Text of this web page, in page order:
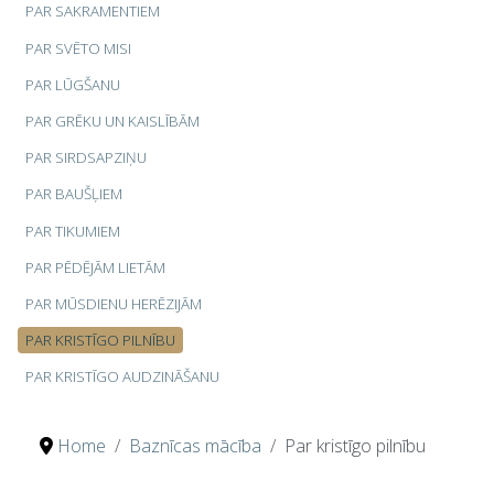
PAR SAKRAMENTIEM
PAR SVĒTO MISI
PAR LŪGŠANU
PAR GRĒKU UN KAISLĪBĀM
PAR SIRDSAPZIŅU
PAR BAUŠĻIEM
PAR TIKUMIEM
PAR PĒDĒJĀM LIETĀM
PAR MŪSDIENU HERĒZIJĀM
PAR KRISTĪGO PILNĪBU
PAR KRISTĪGO AUDZINĀŠANU
Home Baznīcas mācība Par kristīgo pilnību